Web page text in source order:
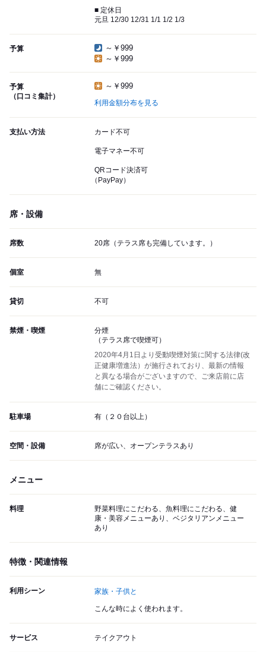
■ 定休日
元旦 12/30 12/31 1/1 1/2 1/3
予算
～￥999
～￥999
予算
（口コミ集計）
～￥999
利用金額分布を見る
支払い方法 カード不可
電子マネー不可
QRコード決済可
（PayPay）
席・設備
席数 20席（テラス席も完備しています。）
個室 無
貸切 不可
禁煙・喫煙
分煙
（テラス席で喫煙可）
2020年4月1日より受動喫煙対策に関する法律(改
正健康増進法）が施行されており、最新の情報
と異なる場合がございますので、ご来店前に店
舗にご確認ください。
駐車場 有（２０台以上）
空間・設備 席が広い、オープンテラスあり
メニュー
料理
野菜料理にこだわる、魚料理にこだわる、健
康・美容メニューあり、ベジタリアンメニュー
あり
特徴・関連情報
利用シーン 家族・子供と
こんな時によく使われます。
サービス テイクアウト